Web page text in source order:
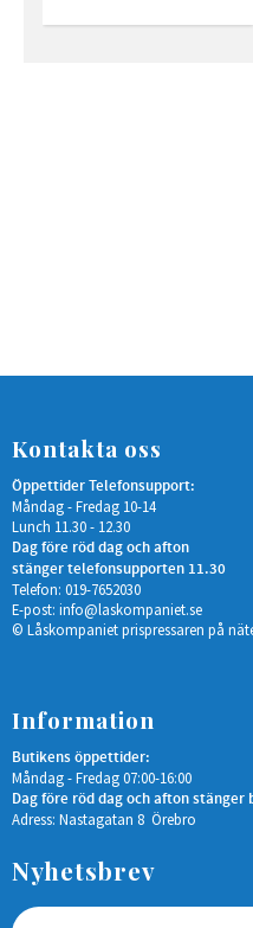
Kontakta oss
Öppettider Telefonsupport:
Måndag - Fredag 10-14
Lunch 11.30 - 12.30
Dag före röd dag och afton
stänger telefonsupporten 11.30
Telefon: 019-7652030
E-post: info@laskompaniet.se
© Låskompaniet prispressaren på
Information
Butikens öppettider:
Måndag - Fredag 07:00-16:00
Dag före röd dag och afton stänger
Adress: Nastagatan 8 Örebro
Nyhetsbrev